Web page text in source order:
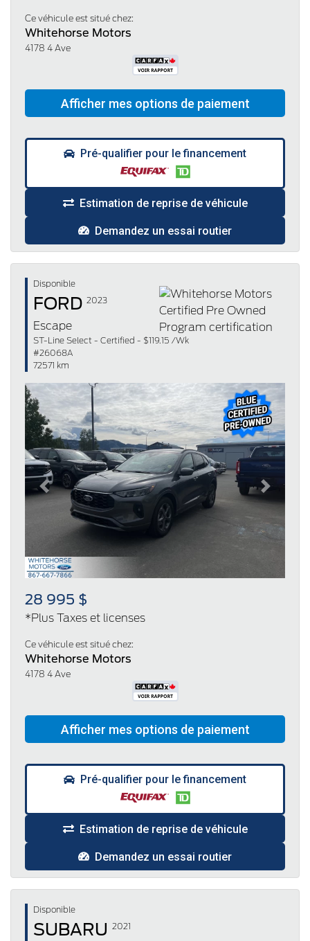
Ce véhicule est situé chez:
Whitehorse Motors
4178 4 Ave
Pré-qualifier pour le financement
Estimation de reprise de véhicule
Demandez un essai routier
Disponible
FORD 2023
Escape
ST-Line Select - Certified - $119.15 /Wk
#26068A
72571 km
Previous Next
28 995 $
*Plus Taxes et licenses
Ce véhicule est situé chez:
Whitehorse Motors
4178 4 Ave
Pré-qualifier pour le financement
Estimation de reprise de véhicule
Demandez un essai routier
Disponible
SUBARU 2021